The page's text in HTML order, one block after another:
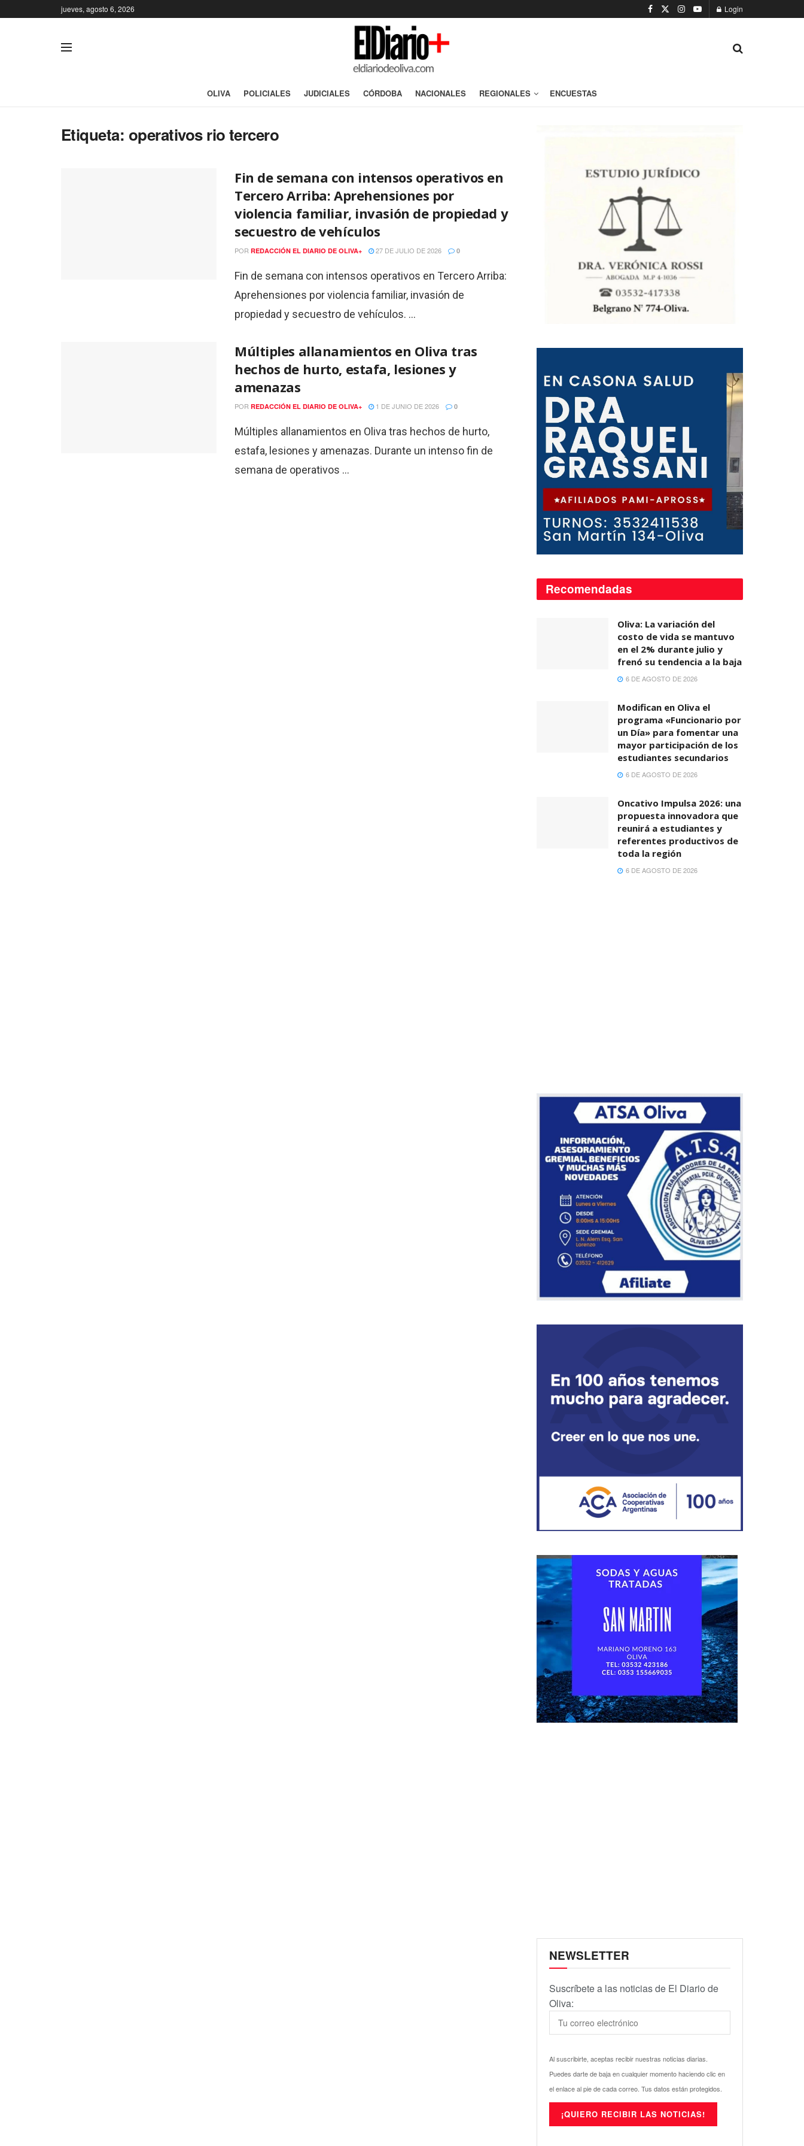
jueves, agosto 6, 2026 Login
OLIVA POLICIALES JUDICIALES CÓRDOBA NACIONALES REGIONALES ENCUESTAS
Etiqueta: operativos rio tercero
Fin de semana con intensos operativos en
Tercero Arriba: Aprehensiones por
violencia familiar, invasión de propiedad y
secuestro de vehículos
POR REDACCIÓN EL DIARIO DE OLIVA+ 27 DE JULIO DE 2026 0
Fin de semana con intensos operativos en Tercero Arriba:
Aprehensiones por violencia familiar, invasión de
propiedad y secuestro de vehículos. ...
Múltiples allanamientos en Oliva tras
hechos de hurto, estafa, lesiones y
amenazas
POR REDACCIÓN EL DIARIO DE OLIVA+ 1 DE JUNIO DE 2026 0
Múltiples allanamientos en Oliva tras hechos de hurto,
estafa, lesiones y amenazas. Durante un intenso fin de
semana de operativos ...
Recomendadas
Oliva: La variación del
costo de vida se mantuvo
en el 2% durante julio y
frenó su tendencia a la baja
6 DE AGOSTO DE 2026
Modifican en Oliva el
programa «Funcionario por
un Día» para fomentar una
mayor participación de los
estudiantes secundarios
6 DE AGOSTO DE 2026
Oncativo Impulsa 2026: una
propuesta innovadora que
reunirá a estudiantes y
referentes productivos de
toda la región
6 DE AGOSTO DE 2026
NEWSLETTER
Suscríbete a las noticias de El Diario de
Oliva:
Al suscribirte, aceptas recibir nuestras noticias diarias.
Puedes darte de baja en cualquier momento haciendo clic en
el enlace al pie de cada correo. Tus datos están protegidos.